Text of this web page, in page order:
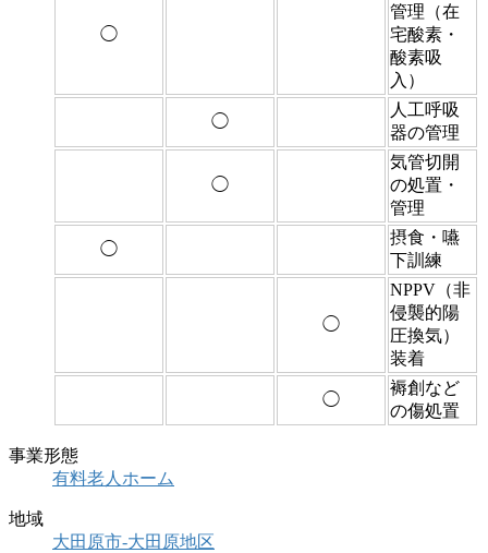
◯
管理（在
宅酸素・
酸素吸
入）
◯
人工呼吸
器の管理
◯
気管切開
の処置・
管理
◯
摂食・嚥
下訓練
◯
NPPV（非
侵襲的陽
圧換気）
装着
◯
褥創など
の傷処置
事業形態
有料老人ホーム
地域
大田原市-大田原地区